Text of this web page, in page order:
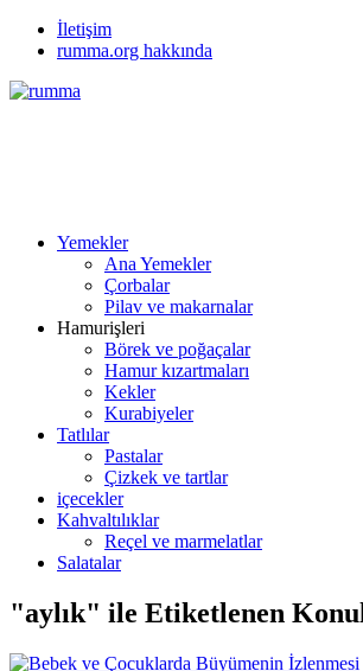
İletişim
rumma.org hakkında
Yemekler
Ana Yemekler
Çorbalar
Pilav ve makarnalar
Hamurişleri
Börek ve poğaçalar
Hamur kızartmaları
Kekler
Kurabiyeler
Tatlılar
Pastalar
Çizkek ve tartlar
içecekler
Kahvaltılıklar
Reçel ve marmelatlar
Salatalar
"aylık" ile Etiketlenen